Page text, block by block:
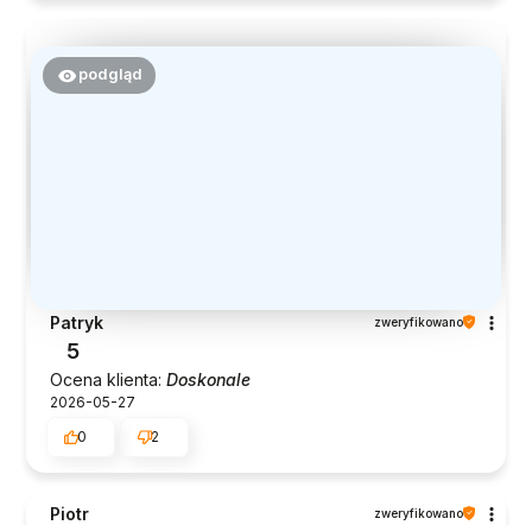
podgląd
Patryk zweryfikowano
5
Ocena klienta: Doskonale
2026-05-27
0
2
Piotr zweryfikowano